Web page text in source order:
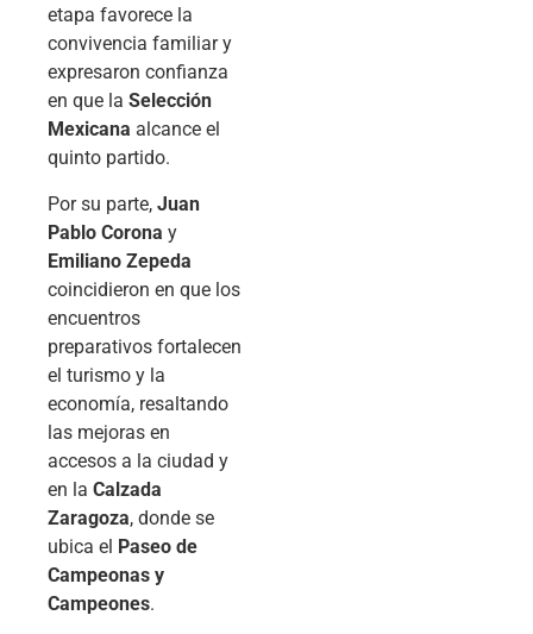
etapa favorece la
convivencia familiar y
expresaron confianza
en que la Selección
Mexicana alcance el
quinto partido.
Por su parte, Juan
Pablo Corona y
Emiliano Zepeda
coincidieron en que los
encuentros
preparativos fortalecen
el turismo y la
economía, resaltando
las mejoras en
accesos a la ciudad y
en la Calzada
Zaragoza, donde se
ubica el Paseo de
Campeonas y
Campeones.